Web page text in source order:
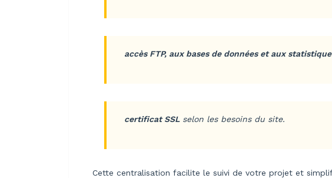
accès FTP, aux bases de données et aux
certificat SSLselon les besoins du site.
Cette centralisation facilite le suivi de votre projet et